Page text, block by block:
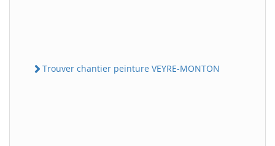
Trouver chantier peinture VEYRE-MONTON